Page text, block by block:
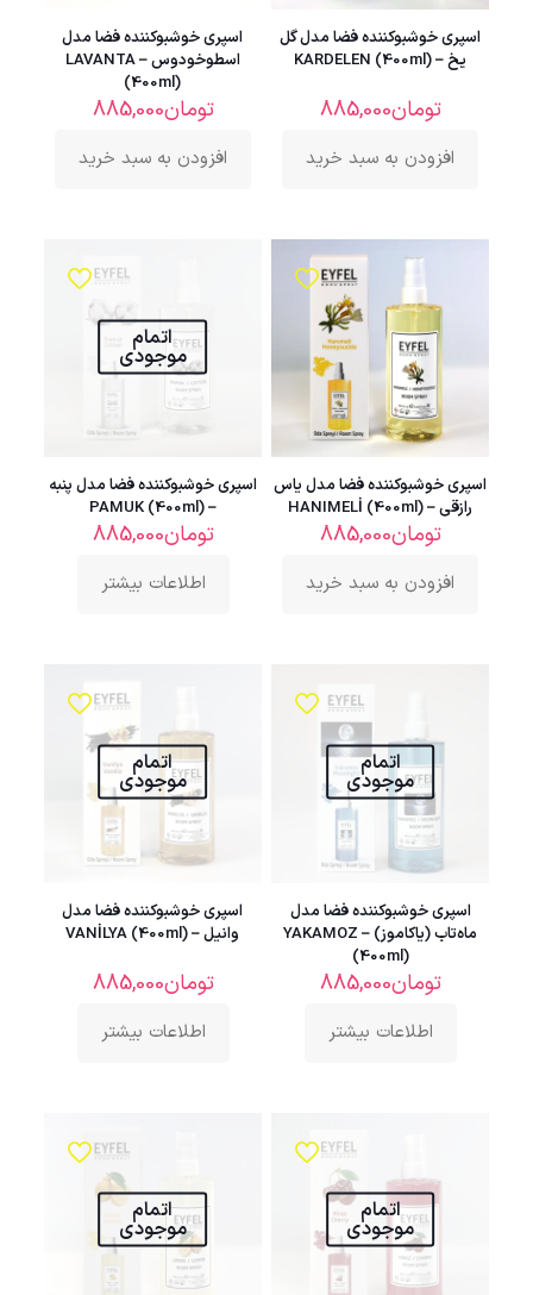
اسپری خوشبوکننده فضا مدل گل
یخ – KARDELEN (400ml)
تومان885,000
افزودن به سبد خرید
اسپری خوشبوکننده فضا مدل
اسطوخودوس – LAVANTA
(400ml)
تومان885,000
افزودن به سبد خرید
اسپری خوشبوکننده فضا مدل یاس
رازقی – HANIMELİ (400ml)
تومان885,000
افزودن به سبد خرید
اتمام
موجودی
اسپری خوشبوکننده فضا مدل پنبه
– PAMUK (400ml)
تومان885,000
اطلاعات بیشتر
اتمام
موجودی
اسپری خوشبوکننده فضا مدل
ماه‌تاب (یاکاموز) – YAKAMOZ
(400ml)
تومان885,000
اطلاعات بیشتر
اتمام
موجودی
اسپری خوشبوکننده فضا مدل
وانیل – VANİLYA (400ml)
تومان885,000
اطلاعات بیشتر
اتمام
موجودی
اتمام
موجودی